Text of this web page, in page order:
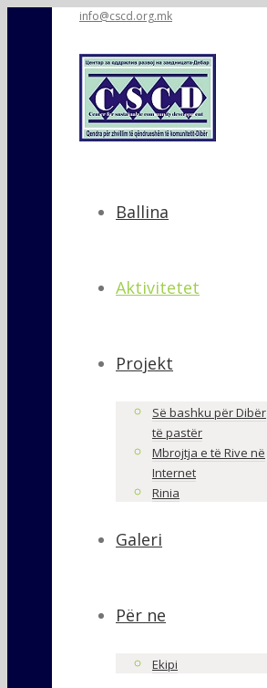
info@cscd.org.mk
Ballina
Aktivitetet
Projekt
Së bashku për Dibër
të pastër
Mbrojtja e të Rive në
Internet
Rinia
Galeri
Për ne
Ekipi